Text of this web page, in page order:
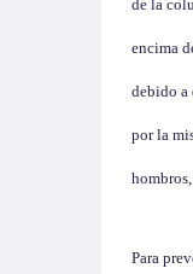
de la
encima
debido a
por la
Para